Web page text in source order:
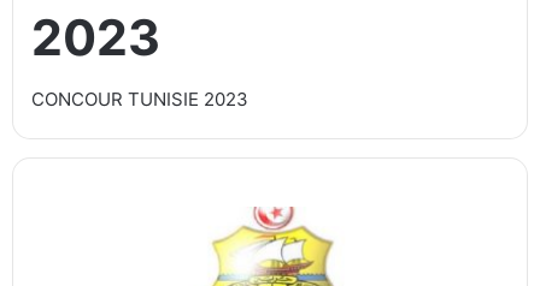
2023
CONCOUR TUNISIE 2023